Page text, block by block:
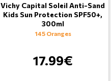
Vichy Capital Soleil Anti-Sand
Kids Sun Protection SPF50+,
300ml
145 Oranges
17.99€